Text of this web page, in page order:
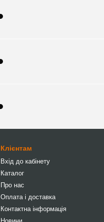
Клієнтам
Вхід до кабінету
Каталог
Про нас
Оплата і доставка
Контактна інформація